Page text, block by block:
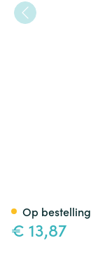
€ 13,87
Op bestelling